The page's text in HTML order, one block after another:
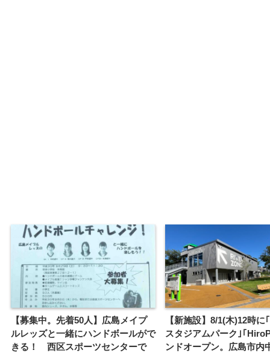
【募集中。先着50人】広島メイプ
ルレッズと一緒にハンドボールがで
きる！ 西区スポーツセンターで
【新施設】8/1(木)12時に
スタジアムパーク｣｢
ンドオープン。広島市内